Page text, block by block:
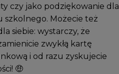
czy jako podziękowanie dla
szkolnego. Możecie też
siebie: wystarczy, że
zwykłą kartę
i od razu zyskujecie
🤑